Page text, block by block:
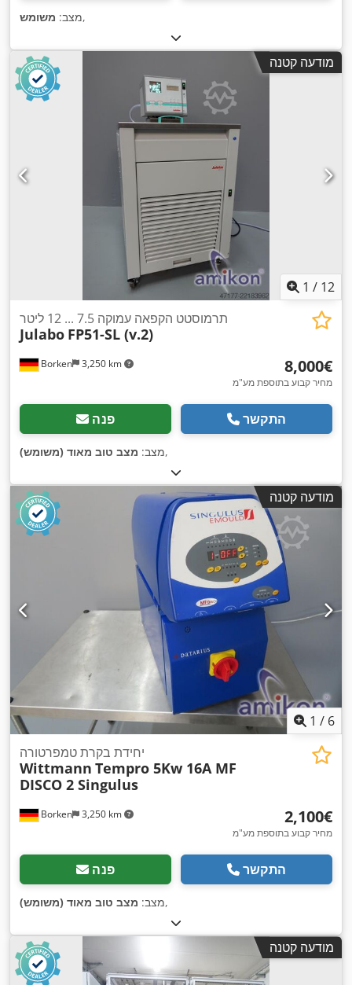
מצב: משומש ,
מודעה קטנה
1 / 12
Borken 3,250 km
תרמוסטט הקפאה עמוקה 7.5 ... 12 ליטר
Julabo FP51-SL (v.2)
‏8,000 ‏€
מחיר קבוע בתוספת מע"מ
פנה התקשר
מצב: מצב טוב מאוד (משומש) ,
מודעה קטנה
1 / 6
Borken 3,250 km
יחידת בקרת טמפרטורה
Wittmann Tempro 5Kw 16A MF
DISCO 2 Singulus
‏2,100 ‏€
מחיר קבוע בתוספת מע"מ
פנה התקשר
מצב: מצב טוב מאוד (משומש) ,
מודעה קטנה